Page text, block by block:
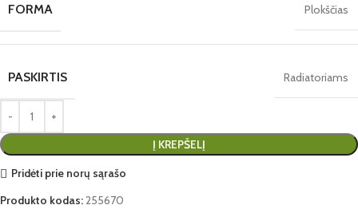
FORMA Plokščias
PASKIRTIS Radiatoriams
Į KREPŠELĮ
Pridėti prie norų sąrašo
Produkto kodas:255670